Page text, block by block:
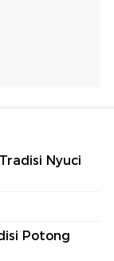
Nyuci
Potong